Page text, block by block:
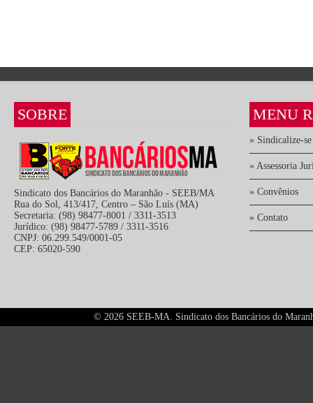
SOBRE
Sindicato dos Bancários do Maranhão - SEEB/MA
Rua do Sol, 413/417, Centro – São Luís (MA)
Secretaria: (98) 98477-8001 / 3311-3513
Jurídico: (98) 98477-5789 / 3311-3516
CNPJ: 06.299.549/0001-05
CEP: 65020-590
MENU
» Sindicalize-se
» Assessoria
» Convênios
» Contato
© 2026 SEEB-MA. Sindicato dos Bancários do